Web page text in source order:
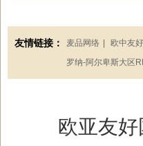
友情链接： 麦品网络 欧中友
罗纳-阿尔卑斯大区
欧亚友